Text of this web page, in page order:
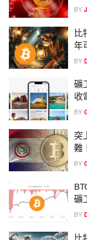
BY
比
年
BY
礦
收
BY
突
難
BY
礦
BY
比